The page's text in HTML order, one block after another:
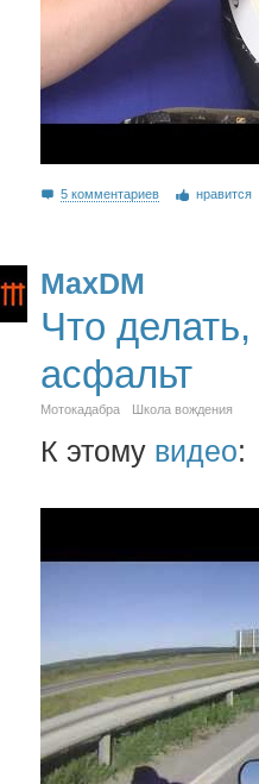
5 комментариев нравится
MaxDM
Что
асфальт
Мотокадабра Школа вождения
К этому видео: